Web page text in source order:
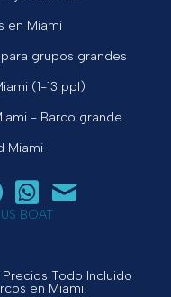
en Miami
grupos grandes
(1-13 ppl)
- Barco grande
Miami
and Tours en Facebook.
Rental and Tours en
Boat Rental and Tours
Aquarius Boat Rental and
Chatear con Aquarius
¡Envíe un correo
Todo Incluido
en Miami!